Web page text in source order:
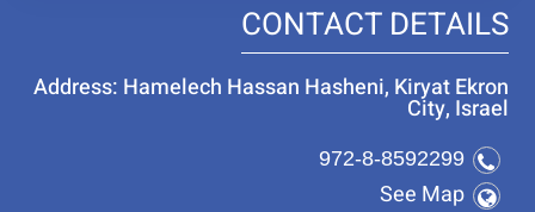
CONTACT DETAILS
Address: Hamelech Hassan Hasheni, Kiryat Ekron
City, Israel
972-8-8592299
See Map